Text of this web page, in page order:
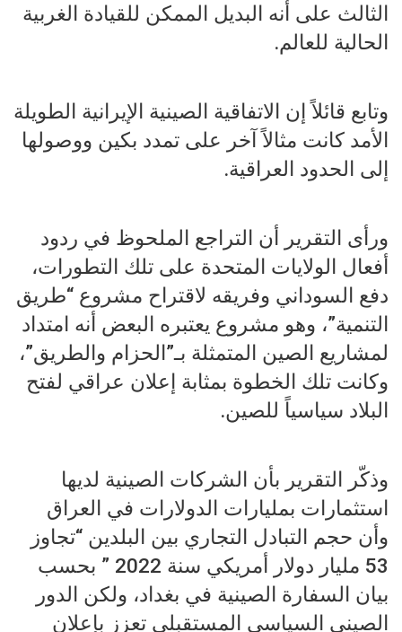
الثالث على أنه البديل الممكن للقيادة الغربية
الحالية للعالم.
وتابع قائلاً إن الاتفاقية الصينية الإيرانية الطويلة
الأمد كانت مثالاً آخر على تمدد بكين ووصولها
إلى الحدود العراقية.
ورأى التقرير أن التراجع الملحوظ في ردود
أفعال الولايات المتحدة على تلك التطورات،
دفع السوداني وفريقه لاقتراح مشروع “طريق
التنمية”، وهو مشروع يعتبره البعض أنه امتداد
لمشاريع الصين المتمثلة بـ”الحزام والطريق”،
وكانت تلك الخطوة بمثابة إعلان عراقي لفتح
البلاد سياسياً للصين.
وذكّر التقرير بأن الشركات الصينية لديها
استثمارات بمليارات الدولارات في العراق
وأن حجم التبادل التجاري بين البلدين “تجاوز
53 مليار دولار أمريكي سنة 2022 ” بحسب
بيان السفارة الصينية في بغداد، ولكن الدور
الصيني السياسي المستقبلي تعزز بإعلان